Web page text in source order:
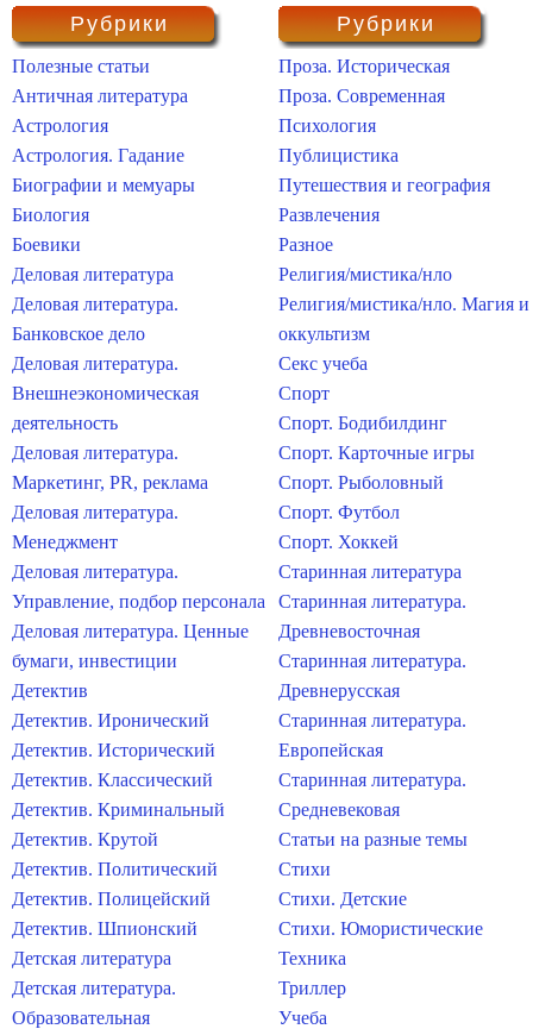
Рубрики
Полезные статьи
Античная литература
Астрология
Астрология. Гадание
Биографии и мемуары
Биология
Боевики
Деловая литература
Деловая литература.
Банковское дело
Деловая литература.
Внешнеэкономическая
деятельность
Деловая литература.
Маркетинг, PR, реклама
Деловая литература.
Менеджмент
Деловая литература.
Управление, подбор персонала
Деловая литература. Ценные
бумаги, инвестиции
Детектив
Детектив. Иронический
Детектив. Исторический
Детектив. Классический
Детектив. Криминальный
Детектив. Крутой
Детектив. Политический
Детектив. Полицейский
Детектив. Шпионский
Детская литература
Детская литература.
Образовательная
Рубрики
Проза. Историческая
Проза. Современная
Психология
Публицистика
Путешествия и география
Развлечения
Разное
Религия/мистика/нло
Религия/мистика/нло. Магия и
оккультизм
Секс учеба
Спорт
Спорт. Бодибилдинг
Спорт. Карточные игры
Спорт. Рыболовный
Спорт. Футбол
Спорт. Хоккей
Старинная литература
Старинная литература.
Древневосточная
Старинная литература.
Древнерусская
Старинная литература.
Европейская
Старинная литература.
Средневековая
Статьи на разные темы
Стихи
Стихи. Детские
Стихи. Юмористические
Техника
Триллер
Учеба